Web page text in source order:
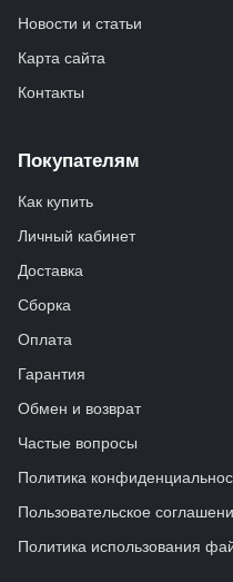
Новости и статьи
Карта сайта
Контакты
Покупателям
Как купить
Личный кабинет
Доставка
Сборка
Оплата
Гарантия
Обмен и возврат
Частые вопросы
Политика
Пользовательское
Политика использования